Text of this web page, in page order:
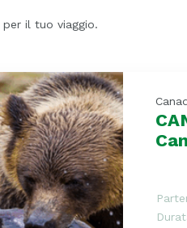
per il tuo viaggio.